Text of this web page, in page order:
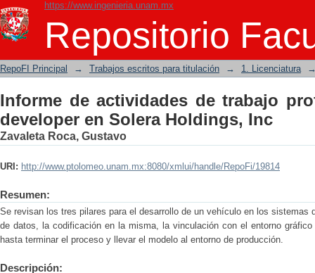
https://www.ingenieria.unam.mx
Repositorio
Informe de actividades de trabajo
Holdings, Inc
RepoFI Principal → Trabajos escritos para titulación → 1. Licenciatura
Informe de actividades de trabajo
developer en Solera Holdings, Inc
Zavaleta Roca, Gustavo
URI: http://www.ptolomeo.unam.mx:8080/xmlui/handle/RepoFi/19814
Resumen:
Se revisan los tres pilares para el desarrollo de un vehículo en los sistemas
de datos, la codificación en la misma, la vinculación con el entorno
hasta terminar el proceso y llevar el modelo al entorno de producción.
Descripción: